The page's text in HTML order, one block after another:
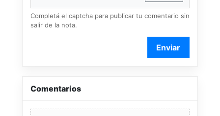
Completá el captcha para publicar tu comentario sin
salir de la nota.
Enviar
Comentarios